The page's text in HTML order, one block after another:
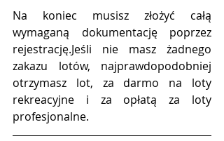
Na koniec musisz złożyć całą
wymaganą dokumentację poprzez
rejestrację.Jeśli nie masz żadnego
zakazu lotów, najprawdopodobniej
otrzymasz lot, za darmo na loty
rekreacyjne i za opłatą za loty
profesjonalne.